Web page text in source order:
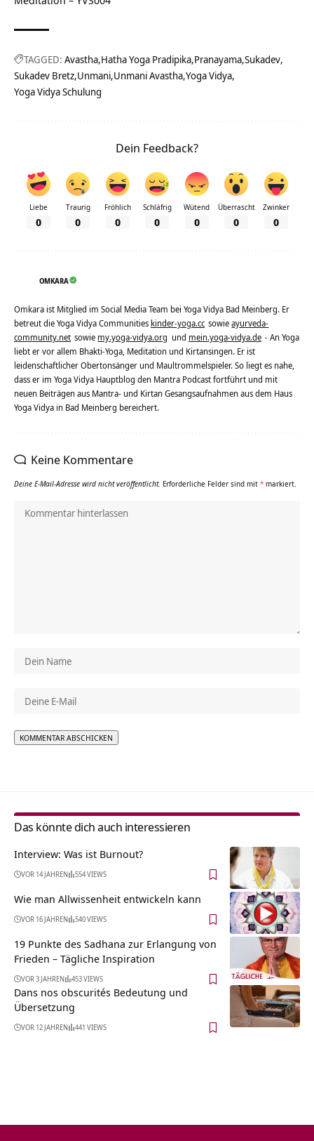
TAGGED: Avastha Hatha Yoga Pradipika Pranayama Sukadev
Sukadev Bretz Unmani Unmani Avastha Yoga Vidya
Yoga Vidya Schulung
Dein Feedback?
Liebe
0
Traurig
0
Fröhlich
0
Schläfrig
0
Wütend
0
Überrascht
0
Zwinker
0
OMKARA
Omkara ist Mitglied im Social Media Team bei Yoga Vidya Bad Meinberg. Er
betreut die Yoga Vidya Communities kinder-yoga.cc sowieayurveda-
community.net sowie my.yoga-vidya.org und mein.yoga-vidya.de - An Yoga
liebt er vor allem Bhakti-Yoga, Meditation und Kirtansingen. Er ist
leidenschaftlicher Obertonsänger und Maultrommelspieler. So liegt es nahe,
dass er im Yoga Vidya Hauptblog den Mantra Podcast fortführt und mit
neuen Beiträgen aus Mantra- und Kirtan Gesangsaufnahmen aus dem Haus
Yoga Vidya in Bad Meinberg bereichert.
Keine Kommentare
Deine E-Mail-Adresse wird nicht veröffentlicht. Erforderliche Felder sind mit * markiert.
Das könnte dich auch interessieren
Interview: Was ist Burnout?
VOR 14 JAHREN 554 VIEWS
Wie man Allwissenheit entwickeln kann
VOR 16 JAHREN 540 VIEWS
19 Punkte des Sadhana zur Erlangung von
Frieden – Tägliche Inspiration
VOR 3 JAHREN 453 VIEWS
Dans nos obscurités Bedeutung und
Übersetzung
VOR 12 JAHREN 441 VIEWS